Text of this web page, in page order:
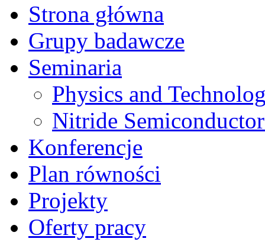
Strona główna
Grupy badawcze
Seminaria
Physics and
Nitride
Konferencje
Plan równości
Projekty
Oferty pracy